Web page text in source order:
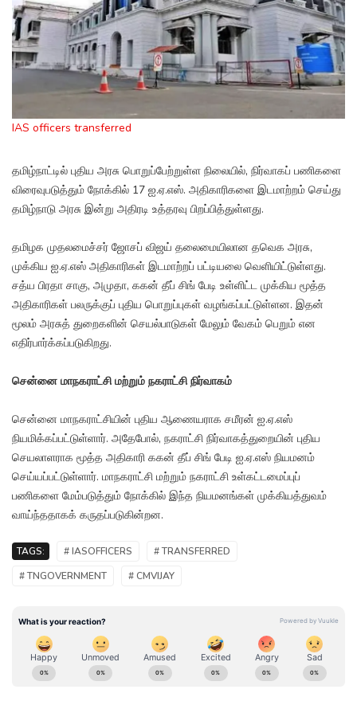
IAS officers transferred
தமிழ்நாட்டில் புதிய அரசு பொறுப்பேற்றுள்ள நிலையில், நிர்வாகப் பணிகளை
விரைவுபடுத்தும் நோக்கில் 17 ஐ.ஏ.எஸ். அதிகாரிகளை இடமாற்றம் செய்து
தமிழ்நாடு அரசு இன்று அதிரடி உத்தரவு பிறப்பித்துள்ளது.
தமிழக முதலமைச்சர் ஜோசப் விஜய் தலைமையிலான தவெக அரசு,
முக்கிய ஐ.ஏ.எஸ் அதிகாரிகள் இடமாற்றப் பட்டியலை வெளியிட்டுள்ளது.
சத்ய பிரதா சாகு, அமுதா, ககன் தீப் சிங் பேடி உள்ளிட்ட முக்கிய மூத்த
அதிகாரிகள் பலருக்குப் புதிய பொறுப்புகள் வழங்கப்பட்டுள்ளன. இதன்
மூலம் அரசுத் துறைகளின் செயல்பாடுகள் மேலும் வேகம் பெறும் என
எதிர்பார்க்கப்படுகிறது.
சென்னை மாநகராட்சி மற்றும் நகராட்சி நிர்வாகம்
சென்னை மாநகராட்சியின் புதிய ஆணையராக சமீரன் ஐ.ஏ.எஸ்
நியமிக்கப்பட்டுள்ளார். அதேபோல், நகராட்சி நிர்வாகத்துறையின் புதிய
செயலாளராக மூத்த அதிகாரி ககன் தீப் சிங் பேடி ஐ.ஏ.எஸ் நியமனம்
செய்யப்பட்டுள்ளார். மாநகராட்சி மற்றும் நகராட்சி உள்கட்டமைப்புப்
பணிகளை மேம்படுத்தும் நோக்கில் இந்த நியமனங்கள் முக்கியத்துவம்
வாய்ந்ததாகக் கருதப்படுகின்றன.
TAGS: # IASOFFICERS
# TRANSFERRED
# TNGOVERNMENT
# CMVIJAY